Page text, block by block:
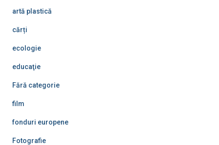
artă plastică
cărți
ecologie
educaţie
Fără categorie
film
fonduri europene
Fotografie